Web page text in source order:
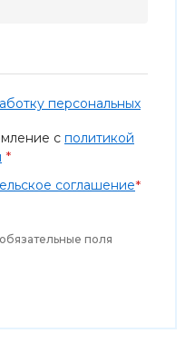
персональных
с политикой
*
соглашение*
поля